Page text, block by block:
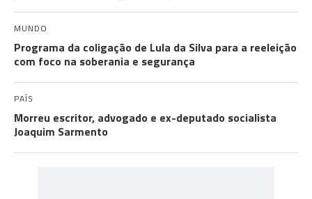
MUNDO
Programa da coligação de Lula da Silva para a reeleição
com foco na soberania e segurança
PAÍS
Morreu escritor, advogado e ex-deputado socialista
Joaquim Sarmento